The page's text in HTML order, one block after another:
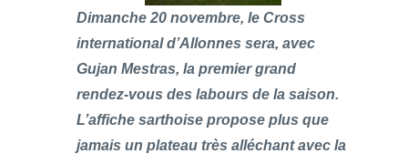
Dimanche 20 novembre, le Cross
international d’Allonnes sera, avec
Gujan Mestras, la premier grand
rendez-vous des labours de la saison.
L’affiche sarthoise propose plus que
jamais un plateau très alléchant avec la